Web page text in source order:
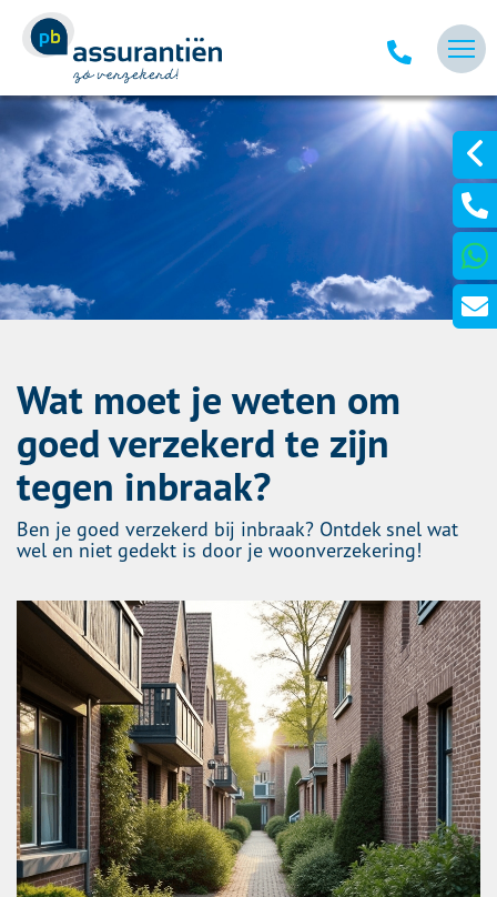
Wat moet je weten om
goed verzekerd te zijn
tegen inbraak?
Ben je goed verzekerd bij inbraak? Ontdek snel wat
wel en niet gedekt is door je woonverzekering!